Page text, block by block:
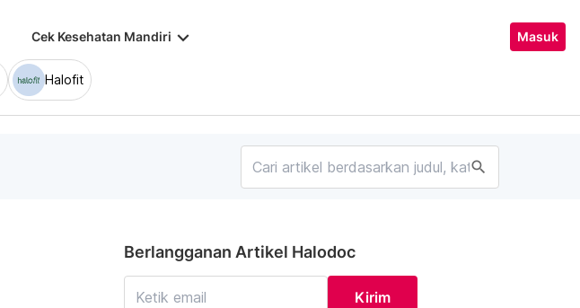
Cek Kesehatan Mandiri keyboard_arrow_down Masuk
Halofit
search
Berlangganan Artikel Halodoc
Kirim